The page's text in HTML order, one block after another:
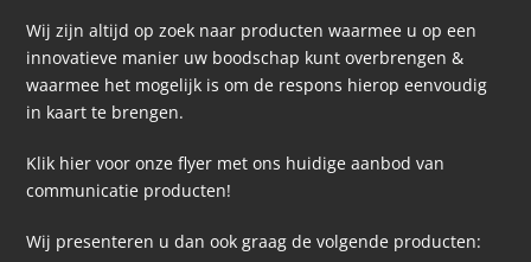
Wij zijn altijd op zoek naar producten waarmee u op een
innovatieve manier uw boodschap kunt overbrengen &
waarmee het mogelijk is om de respons hierop eenvoudig
in kaart te brengen.
Klik hier voor onze flyer met ons huidige aanbod van
communicatie producten!
Wij presenteren u dan ook graag de volgende producten: